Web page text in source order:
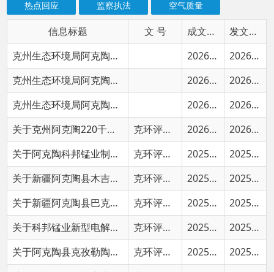
信息标题 文 号 成文日期
2026-04-20
克州生态环境局阿克陶县分局2025年法治政府建设工作报告
2026-02-03
克州生态环境局阿克陶县分局2025年政府信息公开工作年度报告
2026-01-08
2026-01-19
关于克州阿克陶220千伏输变电工程环境影响报告表的批复
克环评函〔2026〕113号 2026-01-04
2026-01-05
关于阿克陶科邦锰业制造有限公司测分中心建设项目环境影响报告表的批复
克环评函〔2025〕105号 2025-12-26
2025-12-27
关于新疆阿克陶县木吉乡金、锰多金属矿勘探项目环境影响报告表的批复
克环评函〔2025〕107号
关于新疆阿克陶县巴克冶金熔剂用石英岩Ⅰ、Ⅱ号矿体开采项目环境影响报告表的批复 克环评函〔2025〕104号 2025-12-12 2025-12-13
关于科邦锰业新型电解阳极泥提锰技改项目环境影响报告表的批复 克环评函〔2025〕97号 2025-11-12 2025-11-13
关于阿克陶县克孜勒陶镇红新村灌溉引水管道工程建设项目环境影响报告表的批复 克环评函〔2025〕94号 2025-10-09
关于阿克陶县玉麦康克仁调节水池工程建设项目环境影响报告表的批复 克环评函〔2025〕93号 2025-09-24
关于阿克陶镇至巴仁乡道路建设项目环境影响报告表的批复 克环评函〔2025〕80号 2025-08-22
关于阿克陶县庆源投资开发有限公司果汁饮料及果酱加工建设项目环境影响报告表的批复
克环评函〔2025〕61号 2025-07-02 2025-07-02